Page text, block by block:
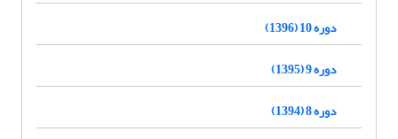
دوره 10 (1396)
دوره 9 (1395)
دوره 8 (1394)